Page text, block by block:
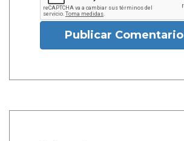
Publicar Comentario